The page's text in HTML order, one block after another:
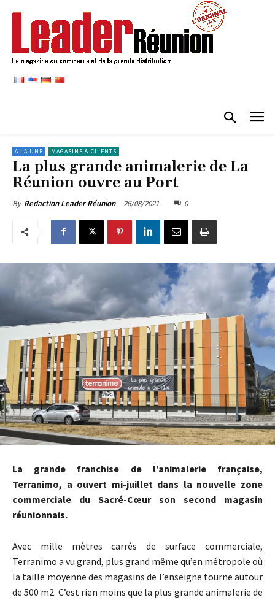
A LA UNE MAGASINS & CLIENTS
La plus grande animalerie de La
Réunion ouvre au Port
By Redaction Leader Réunion 26/08/2021 0
La grande franchise de l’animalerie française,
Terranimo, a ouvert mi-juillet dans la nouvelle zone
commerciale du Sacré-Cœur son second magasin
réunionnais.
Avec mille mètres carrés de surface commerciale,
Terranimo a vu grand, plus grand même qu’en métropole où
la taille moyenne des magasins de l’enseigne tourne autour
de 500 m2. C’est rien moins que la plus grande animalerie de